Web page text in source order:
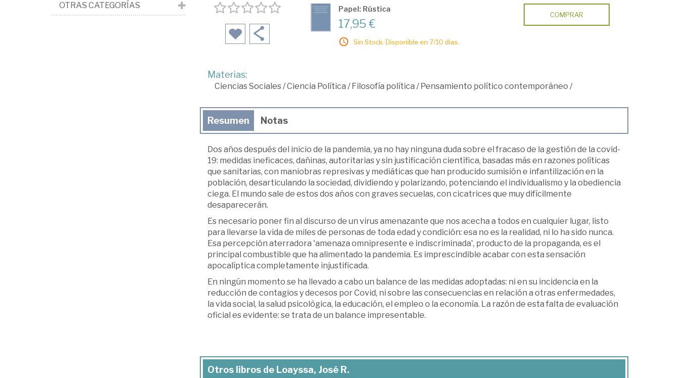
Papel: Rústica
17,95 €
Sin Stock. Disponible en 7/10 días.
COMPRAR
Materias:
Ciencias Sociales/Ciencia Política /Filosofía política /Pensamiento político contemporáneo /
Resumen Notas
Dos años después del inicio de la pandemia, ya no hay ninguna duda sobre el fracaso de la gestión de la covid-
19: medidas ineficaces, dañinas, autoritarias y sin justificación científica, basadas más en razones políticas
que sanitarias, con maniobras represivas y mediáticas que han producido sumisión e infantilización en la
población, desarticulando la sociedad, dividiendo y polarizando, potenciando el individualismo y la obediencia
ciega. El mundo sale de estos dos años con graves secuelas, con cicatrices que muy difícilmente
desaparecerán.
Es necesario poner fin al discurso de un virus amenazante que nos acecha a todos en cualquier lugar, listo
para llevarse la vida de miles de personas de toda edad y condición: esa no es la realidad, ni lo ha sido nunca.
Esa percepción aterradora 'amenaza omnipresente e indiscriminada', producto de la propaganda, es el
principal combustible que ha alimentado la pandemia. Es imprescindible acabar con esta sensación
apocalíptica completamente injustificada.
En ningún momento se ha llevado a cabo un balance de las medidas adoptadas: ni en su incidencia en la
reducción de contagios y decesos por Covid, ni sobre las consecuencias en relación a otras enfermedades,
la vida social, la salud psicológica, la educación, el empleo o la economía. La razón de esta falta de evaluación
oficial es evidente: se trata de un balance impresentable.
Otros libros de Loayssa, José R.
OTRAS CATEGORÍAS